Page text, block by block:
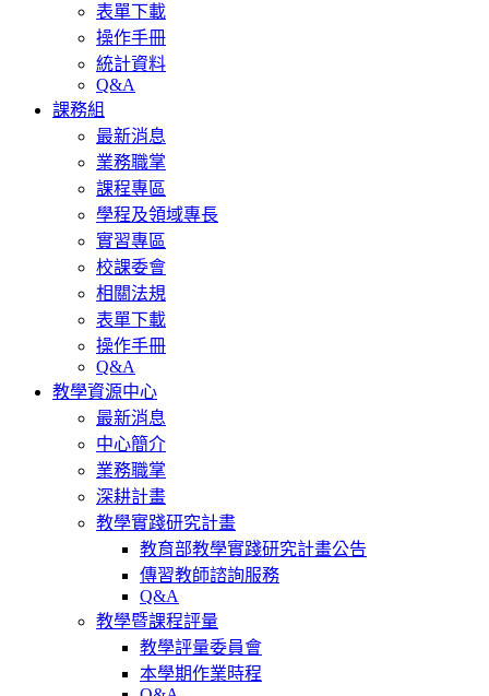
表單下載
操作手冊
統計資料
Q&A
課務組
最新消息
業務職掌
課程專區
學程及領域專長
實習專區
校課委會
相關法規
表單下載
操作手冊
Q&A
教學資源中心
最新消息
中心簡介
業務職掌
深耕計畫
教學實踐研究計畫
教育部教學實踐研究計畫公告
傳習教師諮詢服務
Q&A
教學暨課程評量
教學評量委員會
本學期作業時程